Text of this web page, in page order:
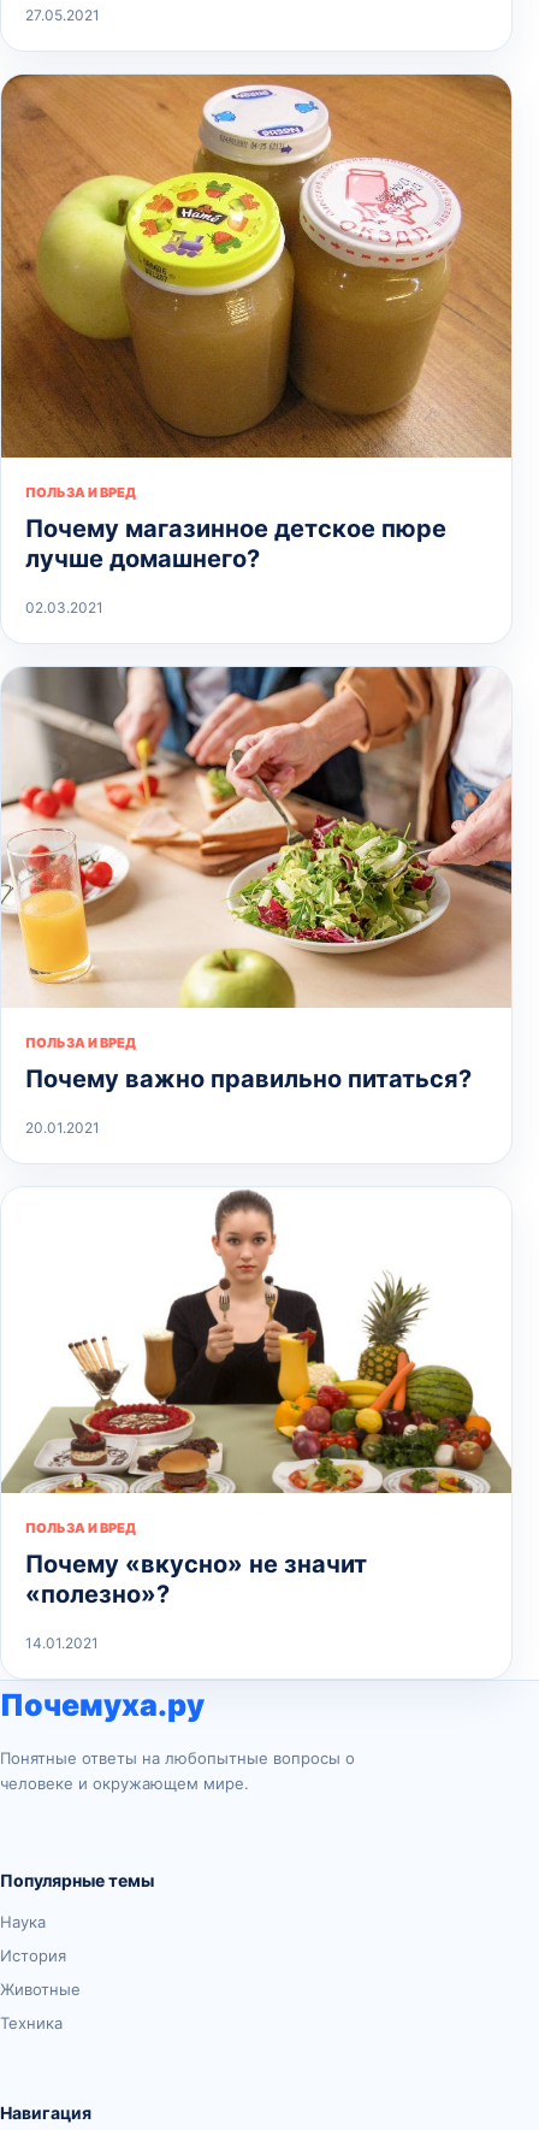
27.05.2021
ПОЛЬЗА И ВРЕД
Почему магазинное детское пюре
лучше домашнего?
02.03.2021
ПОЛЬЗА И ВРЕД
Почему важно правильно питаться?
20.01.2021
ПОЛЬЗА И ВРЕД
Почему «вкусно» не значит
«полезно»?
14.01.2021
Почемуха.ру
Понятные ответы на любопытные вопросы о
человеке и окружающем мире.
Популярные темы
Наука
История
Животные
Техника
Навигация